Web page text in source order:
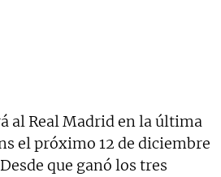
al Real Madrid en la última
el próximo 12 de diciembre
que ganó los tres